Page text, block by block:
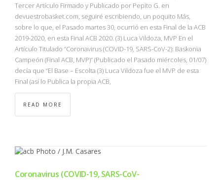
Tercer Artículo Firmado y Publicado por Pepito G. en
devuestrobasket.com, seguiré escribiendo, un poquito Más,
sobre lo que, el Pasado martes 30, ocurrió en esta Final de la ACB
2019-2020, en esta Final ACB 2020. (3) Luca Vildoza, MVP En el
Artículo Titulado “Coronavirus (COVID-19, SARS-CoV-2): Baskonia
Campeón (Final ACB, MVP)” (Publicado el Pasado miércoles, 01/07)
decía que “El Base – Escolta (3) Luca Vildoza fue el MVP de esta
Final (así lo Publica la propia ACB,
READ MORE
Coronavirus (COVID-19, SARS-CoV-